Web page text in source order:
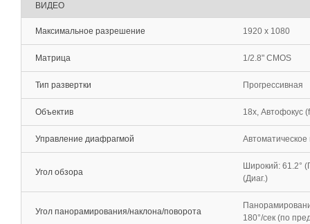
ВИДЕО
Максимальное разрешение 1920 x 1080
Матрица 1/2.8" CMOS
Тип развертки Прогрессивная
Объектив 18x, Автофокус
Управление диафрагмой
Угол обзора
Широкий: 61.2°
(Диаг.)
Угол панорамирования/наклона/поворота
180°/сек (по